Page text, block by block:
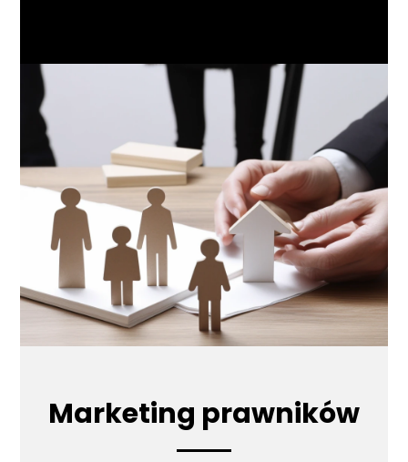
Marketing prawników